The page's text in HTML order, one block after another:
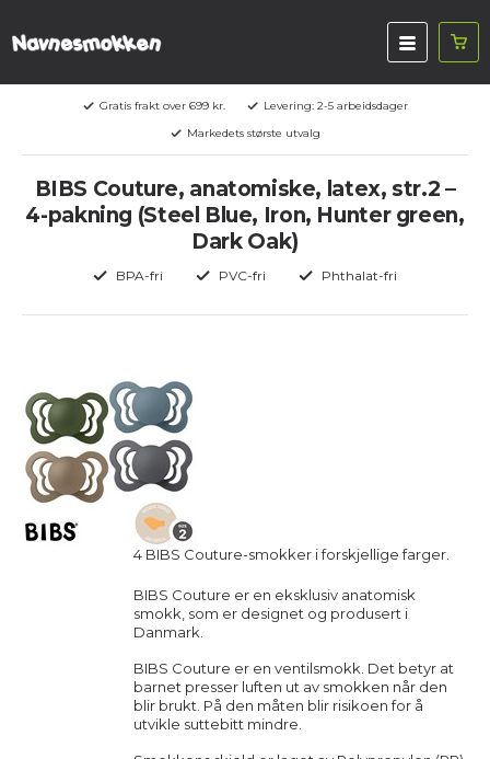
Gratis frakt over 699 kr.
Levering: 2-5 arbeidsdager
Markedets største utvalg
BIBS Couture, anatomiske, latex, str.2 –
4-pakning (Steel Blue, Iron, Hunter green,
Dark Oak)
BPA-fri PVC-fri Phthalat-fri
4 BIBS Couture-smokker i forskjellige farger.
BIBS Couture er en eksklusiv anatomisk
smokk, som er designet og produsert i
Danmark.
BIBS Couture er en ventilsmokk. Det betyr at
barnet presser luften ut av smokken når den
blir brukt. På den måten blir risikoen for å
utvikle suttebitt mindre.